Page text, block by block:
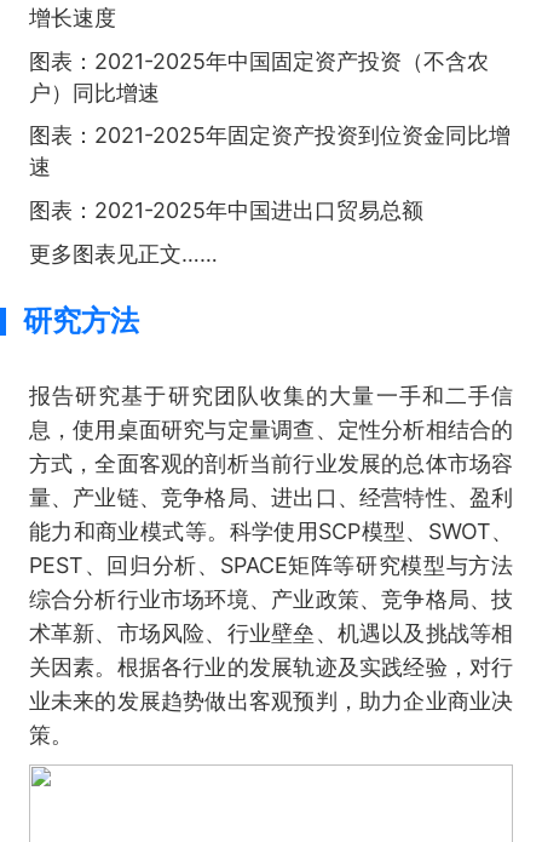
增长速度
图表：2021-2025年中国固定资产投资（不含农
户）同比增速
图表：2021-2025年固定资产投资到位资金同比增
速
图表：2021-2025年中国进出口贸易总额
更多图表见正文……
研究方法
报告研究基于研究团队收集的大量一手和二手信
息，使用桌面研究与定量调查、定性分析相结合的
方式，全面客观的剖析当前行业发展的总体市场容
量、产业链、竞争格局、进出口、经营特性、盈利
能力和商业模式等。科学使用SCP模型、SWOT、
PEST、回归分析、SPACE矩阵等研究模型与方法
综合分析行业市场环境、产业政策、竞争格局、技
术革新、市场风险、行业壁垒、机遇以及挑战等相
关因素。根据各行业的发展轨迹及实践经验，对行
业未来的发展趋势做出客观预判，助力企业商业决
策。